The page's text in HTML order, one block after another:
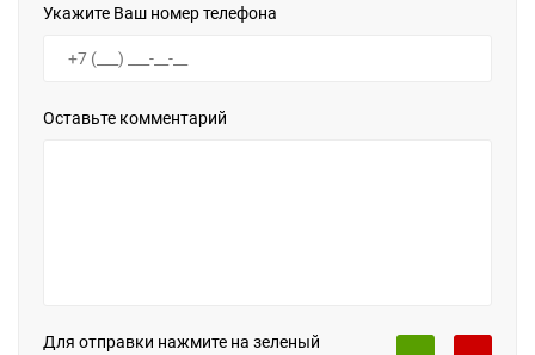
Укажите Ваш номер телефона
Оставьте комментарий
Для отправки нажмите на зеленый